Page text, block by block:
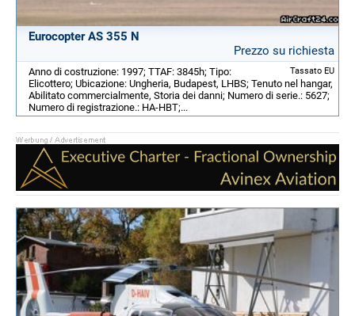
Eurocopter AS 355 N
Prezzo su richiesta
Tassato EU
Anno di costruzione: 1997; TTAF: 3845h; Tipo:
Elicottero; Ubicazione: Ungheria, Budapest, LHBS; Tenuto nel hangar,
Abilitato commercialmente, Storia dei danni; Numero di serie.: 5627;
Numero di registrazione.: HA-HBT;...